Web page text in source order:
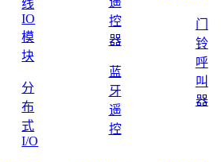
线
IO
模
块
分
布
式
I/O
控
器
蓝
牙
遥
控
门
铃
呼
叫
器